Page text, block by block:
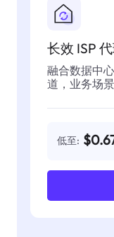
长效 ISP
融合数据中
道，业务场
低至: